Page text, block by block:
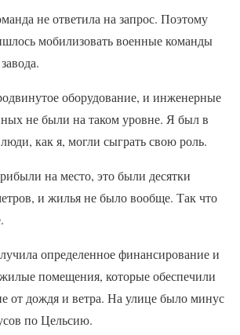
не ответила на запрос. Поэтому
мобилизовать военные команды
оборудование, и инженерные
не были на таком уровне. Я был в
как я, могли сыграть свою роль.
на место, это были десятки
и жилья не было вообще. Так что
определенное финансирование и
помещения, которые обеспечили
от дождя и ветра. На улице было минус
по Цельсию.